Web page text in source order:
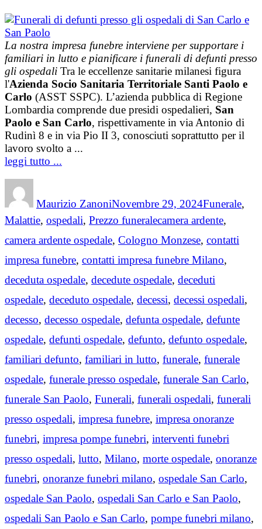
La nostra impresa funebre interviene per supportare i
familiari in lutto e pianificare i funerali di defunti presso
gli ospedali Tra le eccellenze sanitarie milanesi figura
l'Azienda Socio Sanitaria Territoriale Santi Paolo e
Carlo (ASST SSPC). L’azienda pubblica di Regione
Lombardia comprende due presidi ospedalieri, San
Paolo e San Carlo, rispettivamente in via Antonio di
Rudinì 8 e in via Pio II 3, conosciuti soprattutto per il
lavoro svolto a ...
leggi tutto ...
Maurizio Zanoni
on
Novembre 29, 2024Funerale,
Malattie, ospedali, Prezzo funeraleTags
camera ardente,
camera ardente ospedale, Cologno Monzese, contatti
impresa funebre, contatti impresa funebre Milano,
deceduta ospedale, decedute ospedale, deceduti
ospedale, deceduto ospedale, decessi, decessi ospedali,
decesso, decesso ospedale, defunta ospedale, defunte
ospedale, defunti ospedale, defunto, defunto ospedale,
familiari defunto, familiari in lutto, funerale, funerale
ospedale, funerale presso ospedale, funerale San Carlo,
funerale San Paolo, Funerali, funerali ospedali, funerali
presso ospedali, impresa funebre, impresa onoranze
funebri, impresa pompe funebri, interventi funebri
presso ospedali, lutto, Milano, morte ospedale, onoranze
funebri, onoranze funebri milano, ospedale San Carlo,
ospedale San Paolo, ospedali San Carlo e San Paolo,
ospedali San Paolo e San Carlo, pompe funebri milano,